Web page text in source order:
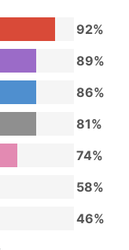
92%
89%
86%
81%
74%
58%
46%